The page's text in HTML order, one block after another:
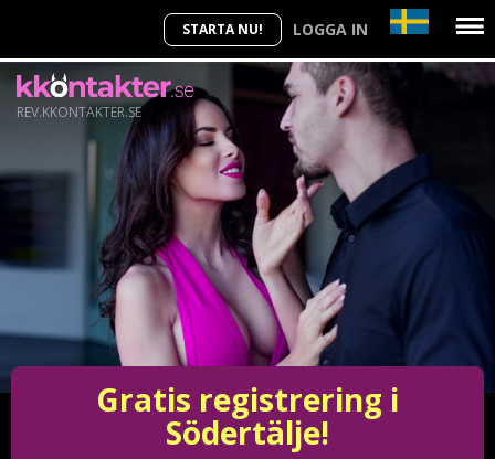
STARTA NU! LOGGA IN
REV.KKONTAKTER.SE
Gratis registrering i
Södertälje!